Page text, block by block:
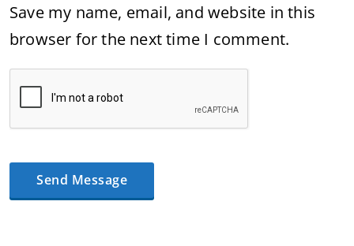
Save my name, email, and website in this
browser for the next time I comment.